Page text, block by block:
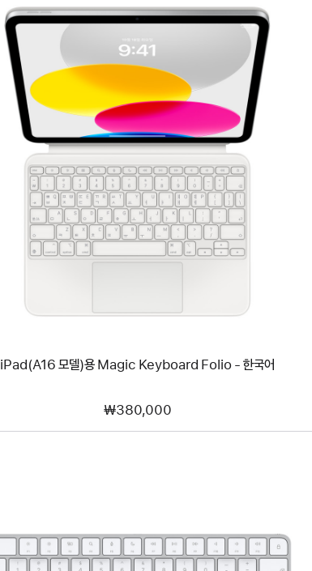
이전
-
iPad(A16
모델)
용
Magic
Keyboard
Folio
iPad(A16 모델)용 Magic Keyboard Folio - 한국어
₩380,000